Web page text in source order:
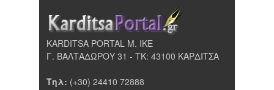
KARDITSA PORTAL Μ. ΙΚΕ
Γ. ΒΑΛΤΑΔΩΡΟΥ 31 - ΤΚ: 43100 ΚΑΡΔΙΤΣΑ
Τηλ: (+30) 24410 72888